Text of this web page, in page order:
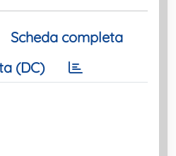
Scheda completa
(DC)